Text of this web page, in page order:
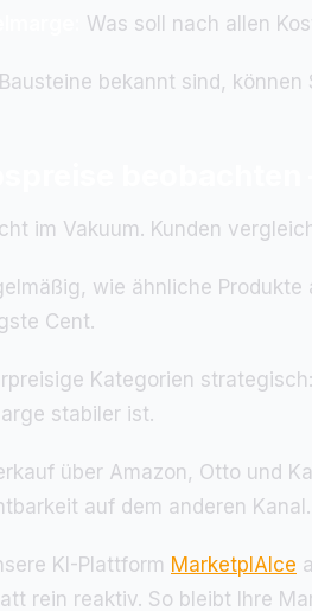
Was soll nach allen
bekannt sind,
im Vakuum. Kunden
wie ähnliche
Cent.
Kategorien
stabiler ist.
über Amazon, Otto und
auf dem anderen Kanal.
KI-Plattform MarketplAIce
rein reaktiv. So bleibt Ihre